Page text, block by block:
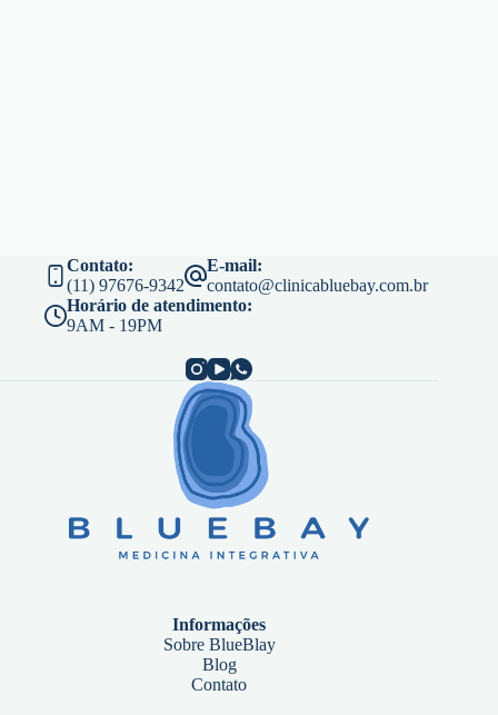
Contato:
(11) 97676-9342
E-mail:
contato@clinicabluebay.com.br
Horário de atendimento:
9AM - 19PM
Informações
Sobre BlueBlay
Blog
Contato